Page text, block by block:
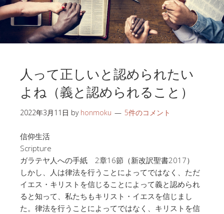
人って正しいと認められたい
よね（義と認められること）
2022年3月11日 by honmoku 5件のコメント
信仰生活
Scripture
ガラテヤ人への手紙 2章16節（新改訳聖書2017）
しかし、人は律法を行うことによってではなく、ただ
イエス・キリストを信じることによって義と認められ
ると知って、私たちもキリスト・イエスを信じまし
た。律法を行うことによってではなく、キリストを信